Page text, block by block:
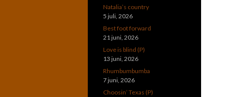
Natalia’s country
5 juli, 2026
Best foot forward
21 juni, 2026
Love is blind (P)
13 juni, 2026
Rhumbumbumba
7 juni, 2026
Choosin’ Texas (P)